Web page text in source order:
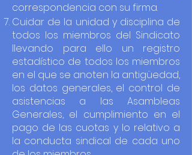
correspondencia con su firma.
Cuidar de la unidad y disciplina de
todos los miembros del Sindicato
llevando para ello un registro
estadístico de todos los miembros
en el que se anoten la antigüedad,
los datos generales, el control de
asistencias a las Asambleas
Generales, el cumplimiento en el
pago de las cuotas y lo relativo a
la conducta sindical de cada uno